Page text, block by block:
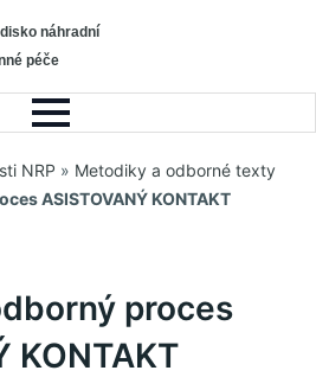
náhradní
péče
NRP » Metodiky a odborné texty
ASISTOVANÝ KONTAKT
proces
KONTAKT